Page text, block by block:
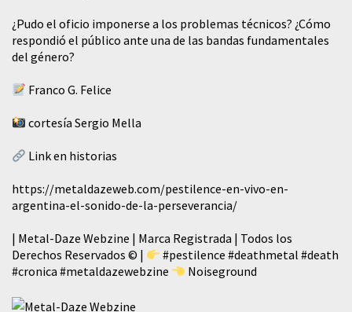
¿Pudo el oficio imponerse a los problemas técnicos? ¿Cómo
respondió el público ante una de las bandas fundamentales
del género?
Franco G. Felice
cortesía Sergio Mella
Link en historias
https://metaldazeweb.com/pestilence-en-vivo-en-
argentina-el-sonido-de-la-perseverancia/
| Metal-Daze Webzine | Marca Registrada | Todos los
Derechos Reservados © |
#pestilence #deathmetal #death
#cronica #metaldazewebzine Noiseground